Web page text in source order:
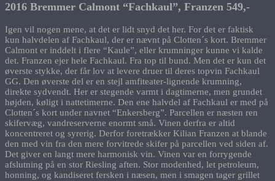
2016 Bremmer Calmont “Fachkaul”, Franzen 549,-
Igen vil nogen mene, at det er lidt snyd det her. For det er faktisk
kun halvdelen af Fachkaul, der er nævnt på Clotten´s kort. Bremmer
Calmont er inddelt i flere “Kaule”, eller krumninger kunne vi kalde
det. Franzen ejer hele Fachkaul. Fra top til bund. Men det er kun det
øverste stykke, der får lov at levere druer til deres topvin Fachkaul
GG. Den øverste del er en stejl amfiteater-lignende krumning,
direkte sydvendt. Her er stegende varmt i dagtimerne, men grundet
højden, køligt i nattetimerne. Den ene halvdel af Fachkaul er med på
Clotten´s kort under navnet “Enkersberg”. Parcellen er næsten ren
skifervæg, vandreserverne enormt små. Vinen derfra er altid
koncentreret og syrerig. Derfor foretrækker Kilian Franzen at blande
den med vin fra den mere forvitrede skifer på parcellen ved siden af.
Det giver en langt mere harmonisk vin. Vinen var en forrygende
afslutning på en stor Riesling aften. Stor modenhed, let petroleum,
honning, og kandiseret fersken i næsen, men i smagen tager grillet